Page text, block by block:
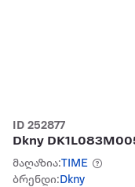
ID 252877
Dkny
მაღაზია:TIME
ბრენდი: Dkny